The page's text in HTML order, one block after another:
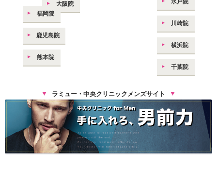
川崎院
横浜院
千葉院
大阪院
福岡院
鹿児島院
熊本院
ラミュー・中央クリニックメンズサイト